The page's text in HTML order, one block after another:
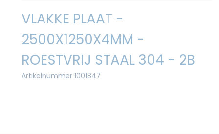
VLAKKE PLAAT -
2500X1250X4MM -
ROESTVRIJ STAAL 304 - 2B
Artikelnummer 1001847